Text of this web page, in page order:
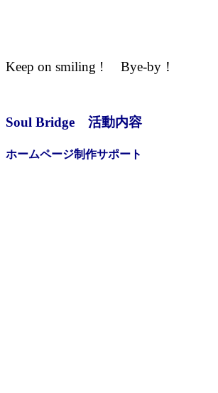
Keep on smiling ! Bye-by！
Soul Bridge 活動内容
ホームページ制作サポート